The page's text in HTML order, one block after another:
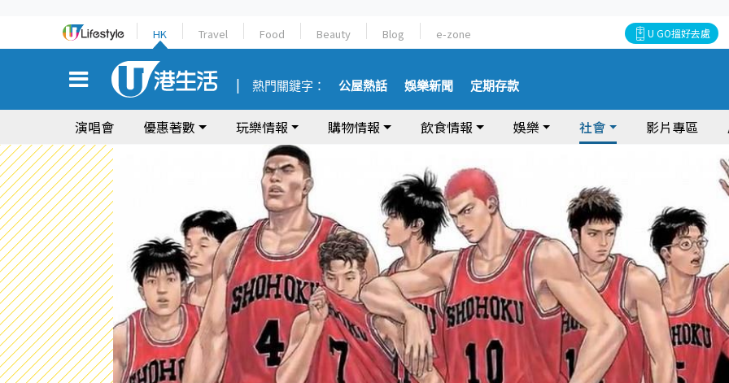
HK Travel Food Beauty Blog e-zone U GO搵好去處
熱門關鍵字： 公屋熱話 娛樂新聞 定期存款
演唱會 優惠著數 玩樂情報 購物情報 飲食情報 娛樂 社會 影片專區